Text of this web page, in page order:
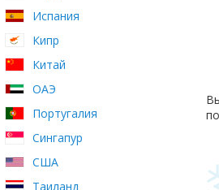
Испания
Кипр
Китай
ОАЭ
Португалия
Сингапур
США
Таиланд